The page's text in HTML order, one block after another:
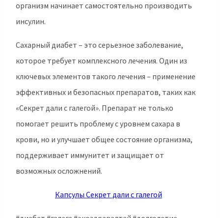
организм начинает самостоятельно производить
инсулин.
Сахарный диабет – это серьезное заболевание,
которое требует комплексного лечения. Один из
ключевых элементов такого лечения – применение
эффективных и безопасных препаратов, таких как
«Секрет дали с галегой». Препарат не только
помогает решить проблему с уровнем сахара в
крови, но и улучшает общее состояние организма,
поддерживает иммунитет и защищает от
возможных осложнений.
Капсулы Секрет дали с галегой